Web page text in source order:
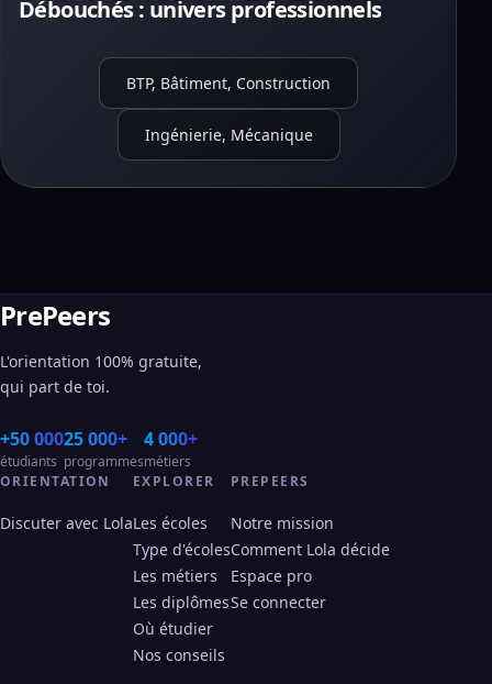
Débouchés : univers professionnels
BTP, Bâtiment, Construction
Ingénierie, Mécanique
PrePeers
L'orientation 100% gratuite,
qui part de toi.
+50 000
étudiants
25 000+
programmes
4 000+
métiers
ORIENTATION
Discuter avec Lola
EXPLORER
Les écoles
Type d'écoles
Les métiers
Les diplômes
Où étudier
Nos conseils
PREPEERS
Notre mission
Comment Lola décide
Espace pro
Se connecter